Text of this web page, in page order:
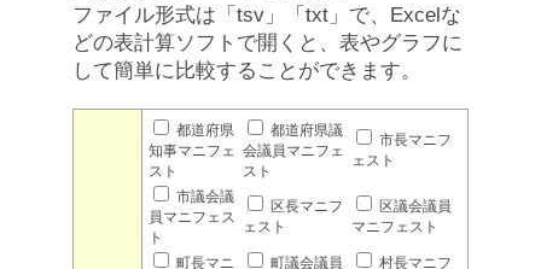
ファイル形式は「tsv」「txt」で、Excelな
どの表計算ソフトで開くと、表やグラフに
して簡単に比較することができます。
都道府県
知事マニフェ
スト
都道府県議
会議員マニフェ
スト
市長マニフ
ェスト
市議会議
員マニフェス
ト
区長マニフ
ェスト
区議会議員
マニフェスト
町長マニ
町議会議員
村長マニフ